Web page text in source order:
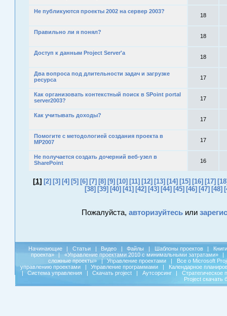
Не публикуются проекты 2002 на сервер 2003?
18
Правильно ли я понял?
18
Доступ к данным Project Server'a
18
Два вопроса под длительности задач и загрузке
ресурса
17
Как организовать контекстный поиск в SPoint portal
server2003?
17
Как учитывать доходы?
17
Помогите с методологией создания проекта в
MP2007
17
Не получается создать дочерний веб-узел в
SharePoint
16
[1] [2] [3] [4] [5] [6] [7] [8] [9] [10] [11] [12] [13] [14] [15] [16] [17]
[38] [39] [40] [41] [42] [43] [44] [45] [46] [47] [48]
Пожалуйста, авторизуйтесьили
Начинающие | Статьи | Видео | Файлы | Шаблоны проектов |
Книги
проекта»
| «Управление проектами 2010 с минимальными затратами»
|
сложные проекты»
| Управление проектами |
Все о Microsoft
управлению проектами
| Управление программами |
Календарное
|
Система управления | Скачать project | Аутсорсинг |
Стратегическое
Project скачать